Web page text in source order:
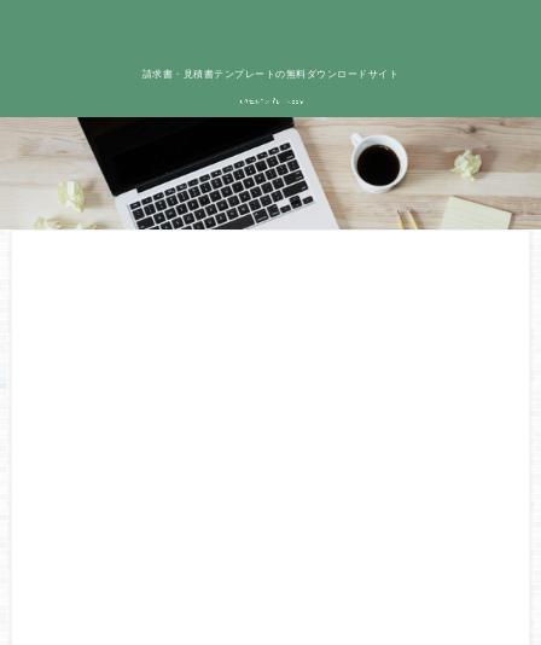
請求書・見積書テンプレートの無料ダウンロードサイト